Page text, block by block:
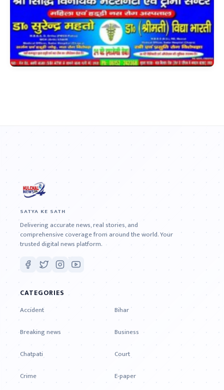
SATYA KE SATH
Delivering accurate news, real stories, and
comprehensive coverage from around the world. Your
trusted digital news platform.
CATEGORIES
Accident
Bihar
Breaking news
Business
Chatpati
Court
Crime
E-paper